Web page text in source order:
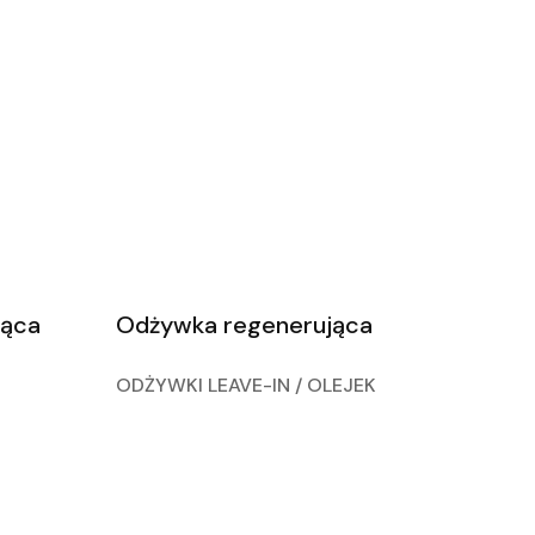
Odżywka regenerująca
ODŻYWKI LEAVE-IN / OLEJEK